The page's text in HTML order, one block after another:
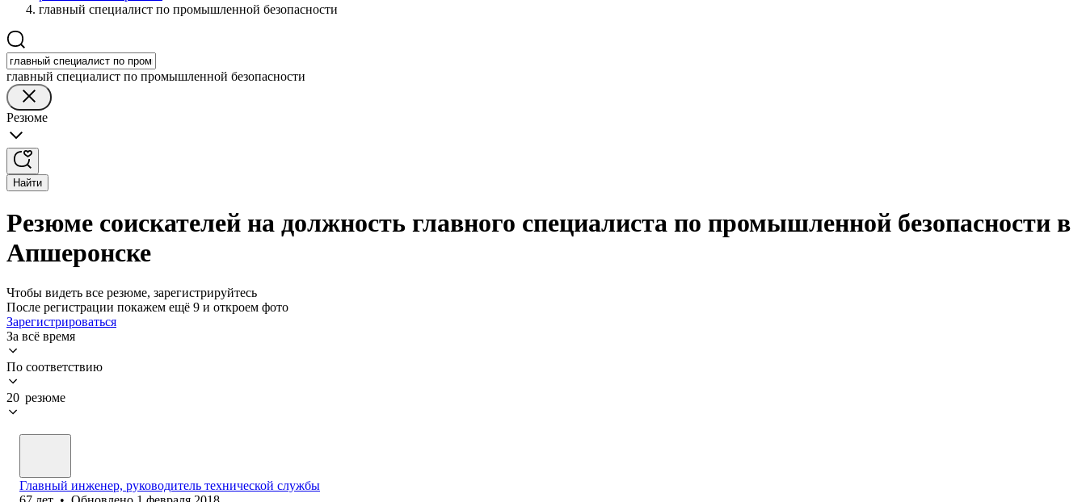
главный специалист по промышленной безопасности
главный специалист по промышленной безопасности
Резюме
Найти
Резюме соискателей на должность главного специалиста по промышленной безопасности в
Апшеронске
Чтобы видеть все резюме, зарегистрируйтесь
После регистрации покажем ещё 9 и откроем фото
Зарегистрироваться
За всё время
По соответствию
20 резюме
Главный инженер, руководитель технической службы